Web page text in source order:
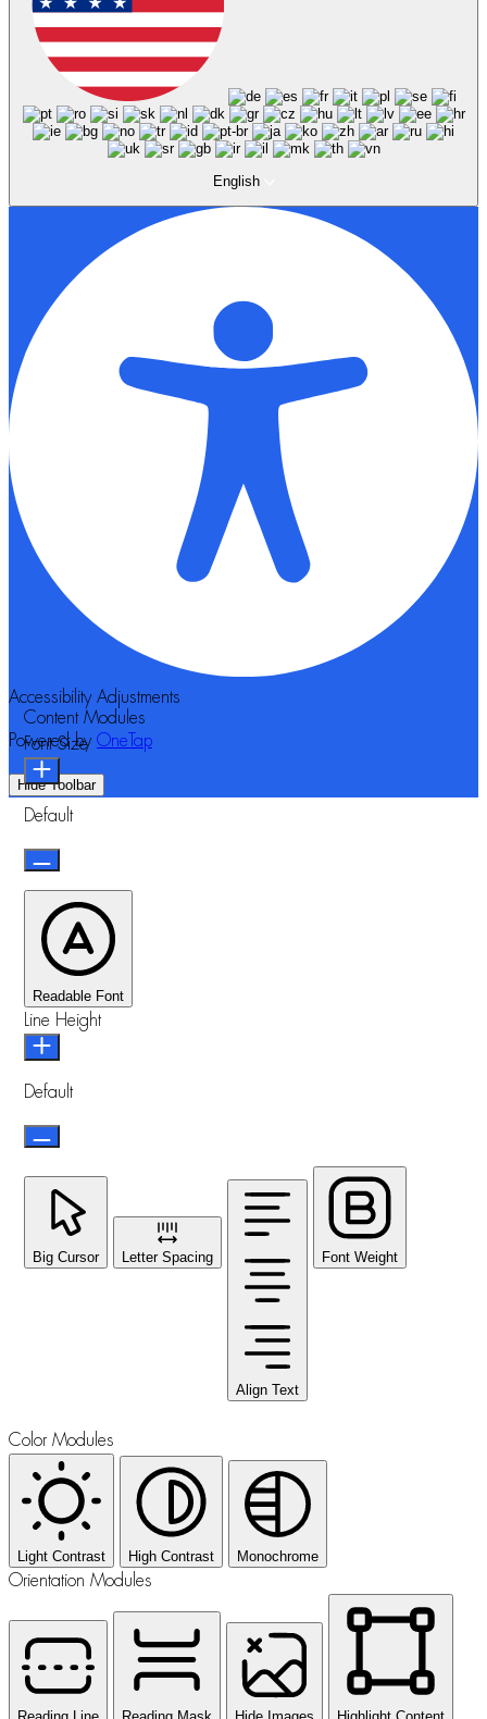
English
Accessibility Adjustments
Powered by OneTap
Hide Toolbar
Content Modules
Font Size
Default
Readable Font
Line Height
Default
Big Cursor Letter Spacing
Align Text
Font Weight
Color Modules
Light Contrast High Contrast Monochrome
Orientation Modules